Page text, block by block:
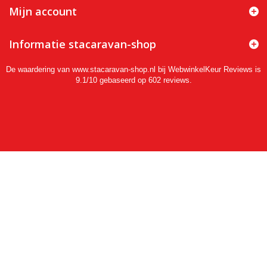
Mijn account
Informatie stacaravan-shop
De waardering van www.stacaravan-shop.nl bij WebwinkelKeur Reviews is
9.1/10 gebaseerd op 602 reviews.